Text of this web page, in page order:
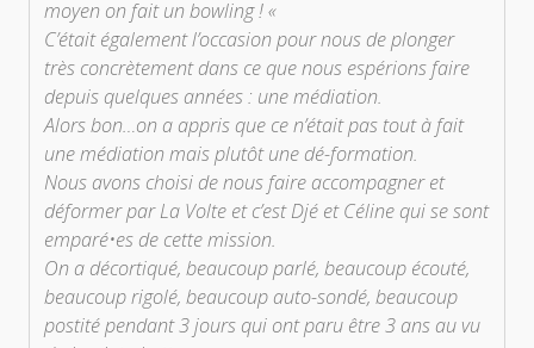
moyen on fait un bowling ! «
C’était également l’occasion pour nous de plonger
très concrètement dans ce que nous espérions faire
depuis quelques années : une médiation.
Alors bon…on a appris que ce n’était pas tout à fait
une médiation mais plutôt une dé-formation.
Nous avons choisi de nous faire accompagner et
déformer par La Volte et c’est Djé et Céline qui se sont
emparé•es de cette mission.
On a décortiqué, beaucoup parlé, beaucoup écouté,
beaucoup rigolé, beaucoup auto-sondé, beaucoup
postité pendant 3 jours qui ont paru être 3 ans au vu